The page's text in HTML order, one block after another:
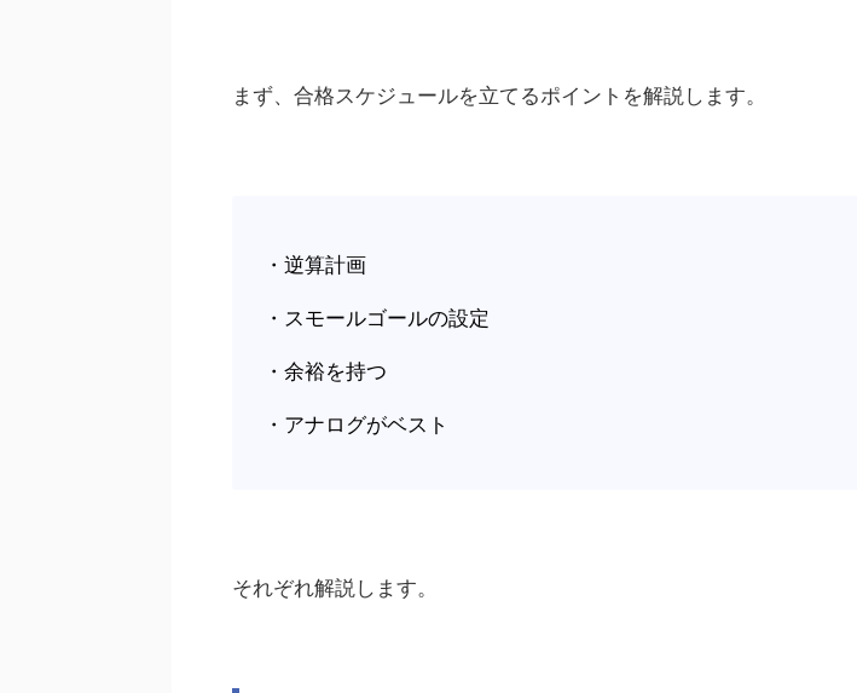
まず、合格スケジュールを立てるポイントを解説します。
・逆算計画
・スモールゴールの設定
・余裕を持つ
・アナログがベスト
それぞれ解説します。